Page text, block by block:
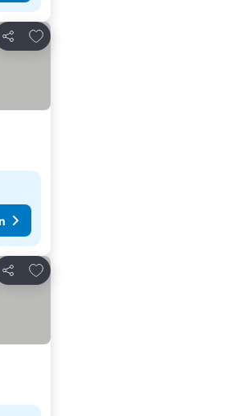
Teilen
Zu Favoriten hinzufügen
Teilen
Zu Favoriten hinzufügen